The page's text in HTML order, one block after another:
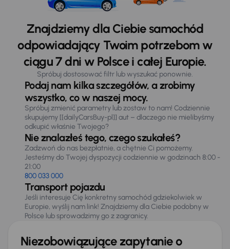
Znajdziemy dla Ciebie samochód
odpowiadający Twoim potrzebom w
ciągu 7 dni w Polsce i całej Europie.
Spróbuj dostosować filtr lub wyszukać ponownie.
Podaj nam kilka szczegółów, a zrobimy
wszystko, co w naszej mocy.
Spróbuj zmienić parametry lub zostaw to nam! Codziennie
skupujemy [[dailyCarsBuy-pl]] aut – dlaczego nie mielibyśmy
odkupić właśnie Twojego?
Nie znalazłeś tego, czego szukałeś?
Zadzwoń do nas bezpłatnie, a chętnie Ci pomożemy.
Jesteśmy do Twojej dyspozycji codziennie w godzinach 8:00 -
21:00
800 033 000
Transport pojazdu
Jeśli interesuje Cię konkretny samochód gdziekolwiek w
Europie, wyślij nam link! Znajdziemy dla Ciebie podobny w
Polsce lub sprowadzimy go z zagranicy.
Niezobowiązujące zapytanie o